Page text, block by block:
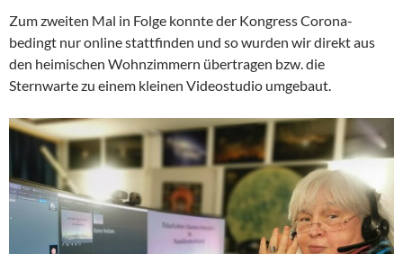
Zum zweiten Mal in Folge konnte der Kongress Corona-
bedingt nur online stattfinden und so wurden wir direkt aus
den heimischen Wohnzimmern übertragen bzw. die
Sternwarte zu einem kleinen Videostudio umgebaut.